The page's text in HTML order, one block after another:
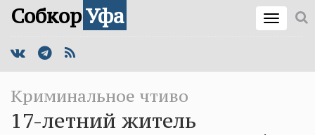
СобкорУфа
Криминальное чтиво
17-летний житель